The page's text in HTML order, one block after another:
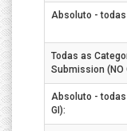
Absoluto -
Todas as
Submission (NO
Absoluto -
GI):